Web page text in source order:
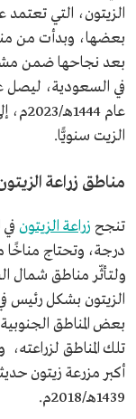
الزيتون، التي
بعد نجاحها ضمن
في السعودية، ليصل
الزيت سنويًّا.
مناطق زراعة
تنجح زراعة الزيتون
درجة، وتحتاج مناخًا
ولتأثّر مناطق شمال
الزيتون بشكل رئيس
بعض المناطق
تلك المناطق
أكبر مزرعة زيتون
1439هـ/2018م.